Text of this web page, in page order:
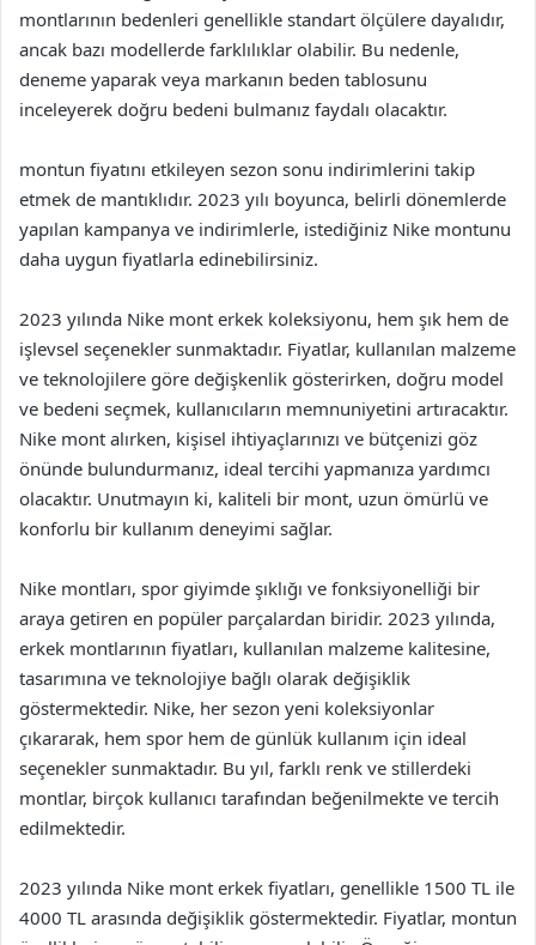
montlarının bedenleri genellikle standart ölçülere dayalıdır,
ancak bazı modellerde farklılıklar olabilir. Bu nedenle,
deneme yaparak veya markanın beden tablosunu
inceleyerek doğru bedeni bulmanız faydalı olacaktır.
montun fiyatını etkileyen sezon sonu indirimlerini takip
etmek de mantıklıdır. 2023 yılı boyunca, belirli dönemlerde
yapılan kampanya ve indirimlerle, istediğiniz Nike montunu
daha uygun fiyatlarla edinebilirsiniz.
2023 yılında Nike mont erkek koleksiyonu, hem şık hem de
işlevsel seçenekler sunmaktadır. Fiyatlar, kullanılan malzeme
ve teknolojilere göre değişkenlik gösterirken, doğru model
ve bedeni seçmek, kullanıcıların memnuniyetini artıracaktır.
Nike mont alırken, kişisel ihtiyaçlarınızı ve bütçenizi göz
önünde bulundurmanız, ideal tercihi yapmanıza yardımcı
olacaktır. Unutmayın ki, kaliteli bir mont, uzun ömürlü ve
konforlu bir kullanım deneyimi sağlar.
Nike montları, spor giyimde şıklığı ve fonksiyonelliği bir
araya getiren en popüler parçalardan biridir. 2023 yılında,
erkek montlarının fiyatları, kullanılan malzeme kalitesine,
tasarımına ve teknolojiye bağlı olarak değişiklik
göstermektedir. Nike, her sezon yeni koleksiyonlar
çıkararak, hem spor hem de günlük kullanım için ideal
seçenekler sunmaktadır. Bu yıl, farklı renk ve stillerdeki
montlar, birçok kullanıcı tarafından beğenilmekte ve tercih
edilmektedir.
2023 yılında Nike mont erkek fiyatları, genellikle 1500 TL ile
4000 TL arasında değişiklik göstermektedir. Fiyatlar, montun